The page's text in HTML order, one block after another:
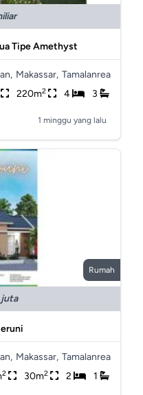
Tipe Amethyst
Makassar, Tamalanrea
220m2 4 3
1 minggu yang lalu
Rumah
juta
Makassar, Tamalanrea
2 30m2 2 1